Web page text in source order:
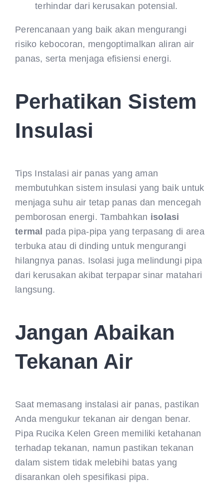
terhindar dari kerusakan potensial.
Perencanaan yang baik akan mengurangi
risiko kebocoran, mengoptimalkan aliran air
panas, serta menjaga efisiensi energi.
Perhatikan Sistem
Insulasi
Tips Instalasi air panas yang aman
membutuhkan sistem insulasi yang baik untuk
menjaga suhu air tetap panas dan mencegah
pemborosan energi. Tambahkan isolasi
termal pada pipa-pipa yang terpasang di area
terbuka atau di dinding untuk mengurangi
hilangnya panas. Isolasi juga melindungi pipa
dari kerusakan akibat terpapar sinar matahari
langsung.
Jangan Abaikan
Tekanan Air
Saat memasang instalasi air panas, pastikan
Anda mengukur tekanan air dengan benar.
Pipa Rucika Kelen Green memiliki ketahanan
terhadap tekanan, namun pastikan tekanan
dalam sistem tidak melebihi batas yang
disarankan oleh spesifikasi pipa.